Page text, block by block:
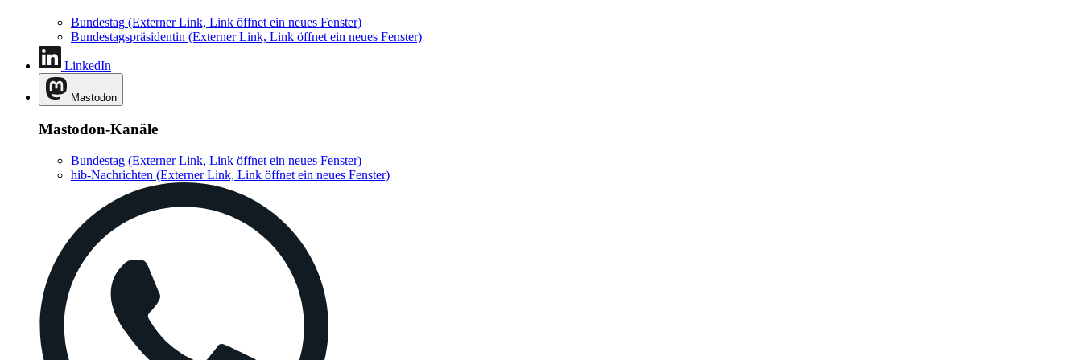
Bundestag (Externer Link, Link öffnet ein neues Fenster)
Bundestagspräsidentin (Externer Link, Link öffnet ein neues Fenster)
LinkedIn
Mastodon
Mastodon-Kanäle
Bundestag (Externer Link, Link öffnet ein neues Fenster)
hib-Nachrichten (Externer Link, Link öffnet ein neues Fenster)